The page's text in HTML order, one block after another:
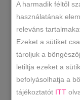
A harmadik féltől
használatának
releváns
Ezeket a sütiket
tároljuk a
letiltja ezeket a
befolyásolhatja a
tájékoztatót ITT